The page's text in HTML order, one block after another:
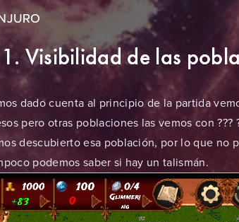
1. Visibilidad de las
dado cuenta al principio de la partida
pero otras poblaciones las vemos con ???
descubierto esa población, por lo que no
podemos saber si hay un talismán.